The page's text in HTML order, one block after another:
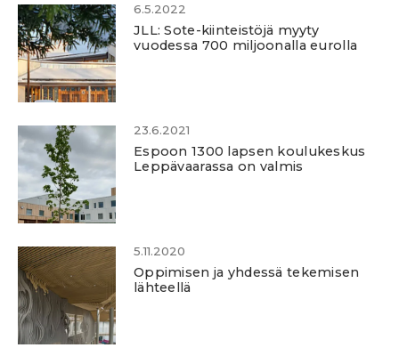
6.5.2022
JLL: Sote-kiinteistöjä myyty
vuodessa 700 miljoonalla eurolla
23.6.2021
Espoon 1300 lapsen koulukeskus
Leppävaarassa on valmis
5.11.2020
Oppimisen ja yhdessä tekemisen
lähteellä